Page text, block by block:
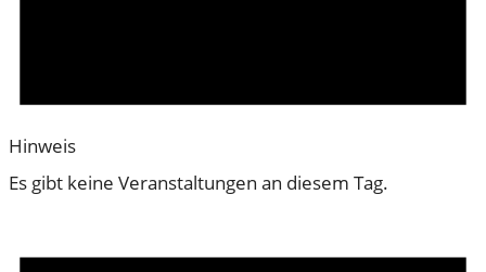
Hinweis
Es gibt keine Veranstaltungen an diesem Tag.